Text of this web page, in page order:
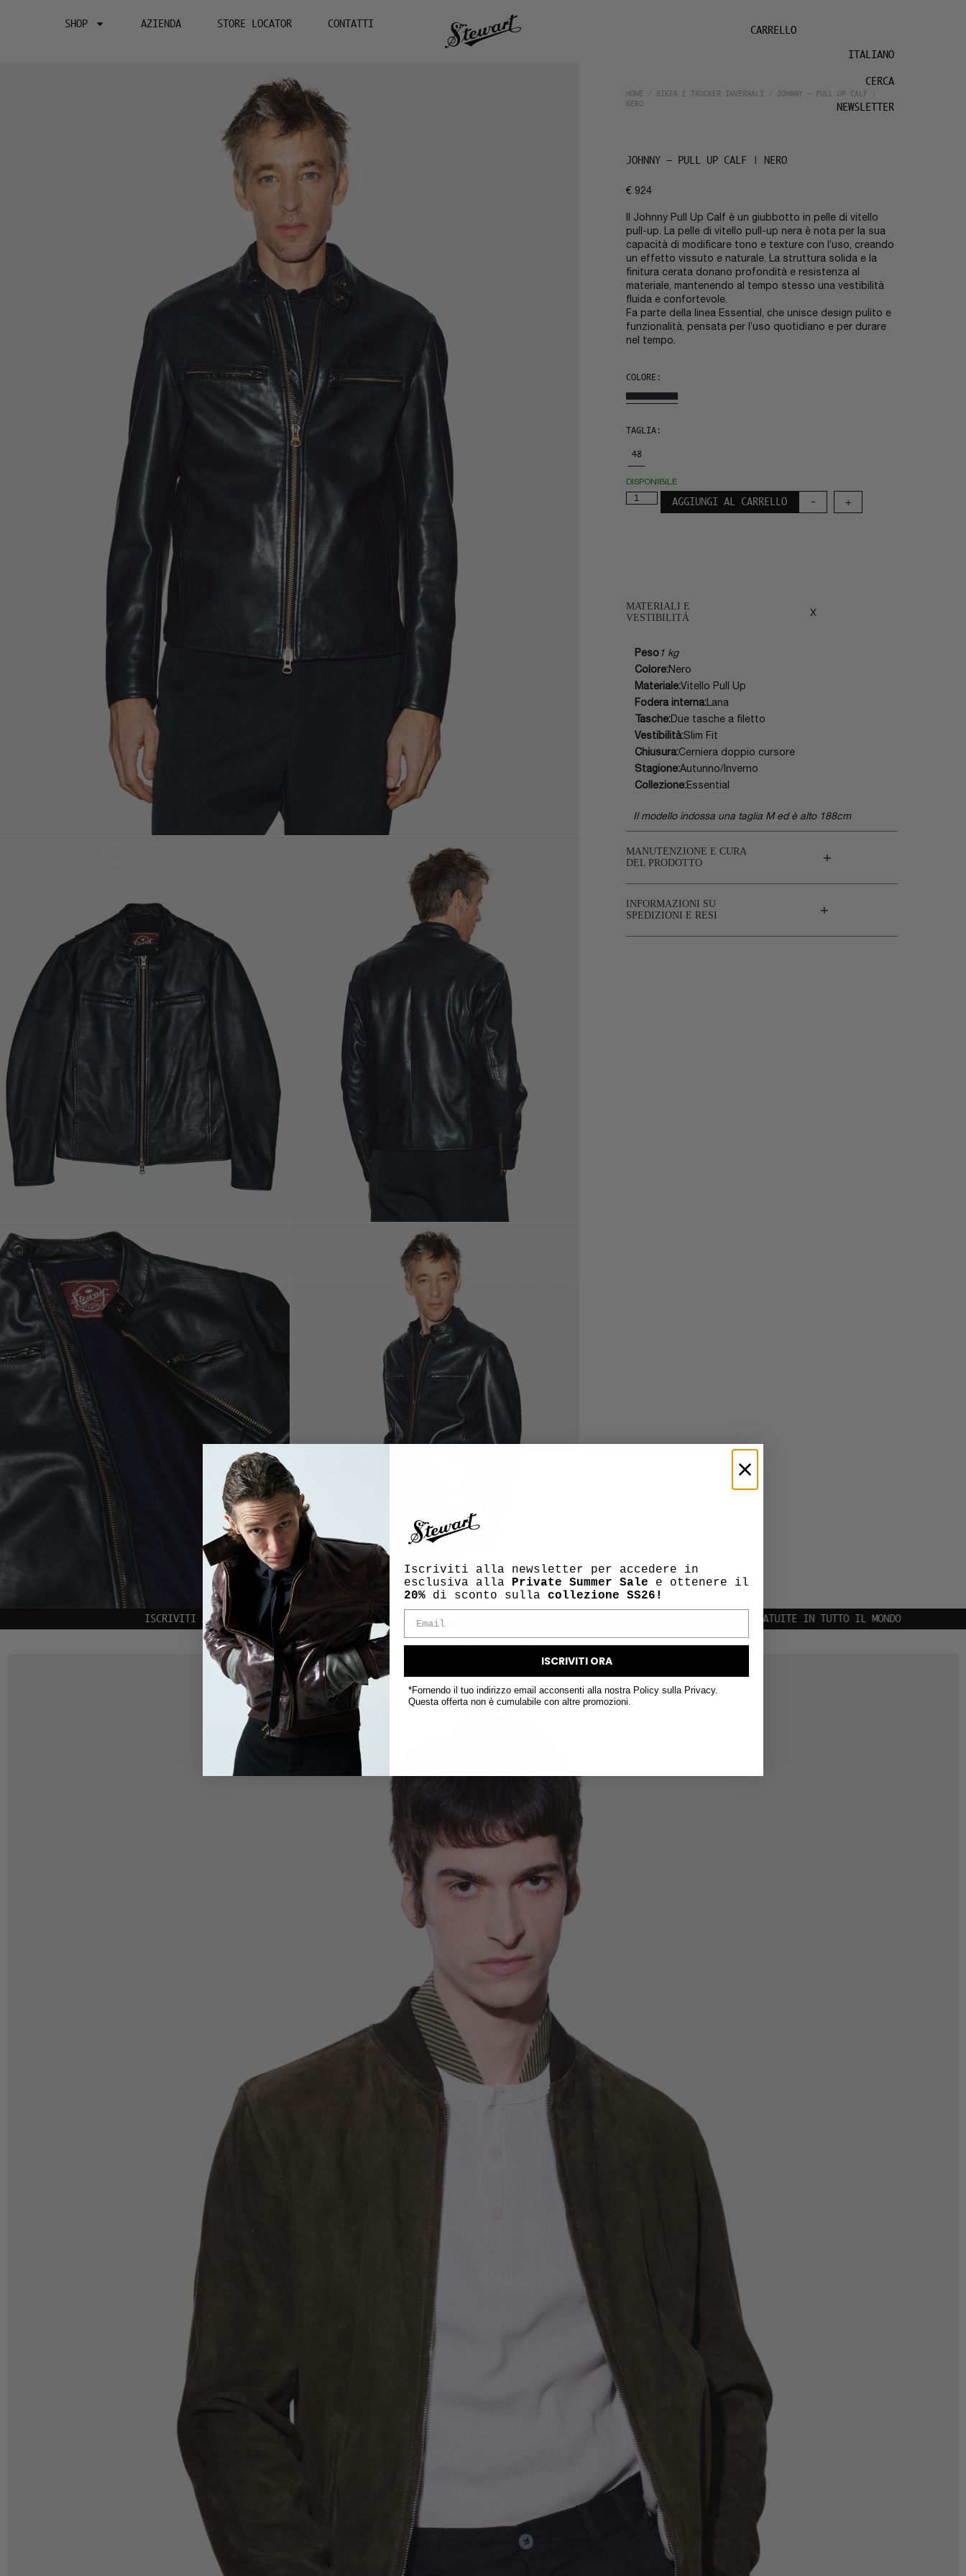
SHOP AZIENDA STORE LOCATOR CONTATTI
CARRELLO
ITALIANO
CERCA
NEWSLETTER
HOME / BIKER E TRUCKER INVERNALI
/ JOHNNY – PULL UP CALF |
NERO
JOHNNY – PULL UP CALF | NERO
€ 924
Il Johnny Pull Up Calf è un giubbotto in pelle di vitello
pull-up. La pelle di vitello pull-up nera è nota per la sua
capacità di modificare tono e texture con l’uso, creando
un effetto vissuto e naturale. La struttura solida e la
finitura cerata donano profondità e resistenza al
materiale, mantenendo al tempo stesso una vestibilità
fluida e confortevole.
Fa parte della linea Essential, che unisce design pulito e
funzionalità, pensata per l’uso quotidiano e per durare
nel tempo.
COLORE:
TAGLIA:
48
DISPONIBILE
- +
AGGIUNGI AL CARRELLO
MATERIALI E
VESTIBILITÁ
x
Peso 1 kg
Colore:Nero
Materiale:Vitello Pull Up
Fodera interna:Lana
Tasche:Due tasche a filetto
Vestibilità:Slim Fit
Chiusura:Cerniera doppio cursore
Stagione:Autunno/Inverno
Collezione:Essential
Il modello indossa una taglia M ed è alto 188cm
MANUTENZIONE E CURA
DEL PRODOTTO
+
INFORMAZIONI SU
SPEDIZIONI E RESI
+
NEWSLETTER | 10% DI SCONTO SUL PRIMO ORDINE
PRODOTTI CORRELATI
Iscriviti alla newsletter per accedere in
esclusiva alla Private Summer Sale e ottenere il
20% di sconto sulla collezione SS26!
ISCRIVITI ORA
*Fornendo il tuo indirizzo email acconsenti alla nostra Policy sulla Privacy.
Questa offerta non è cumulabile con altre promozioni.